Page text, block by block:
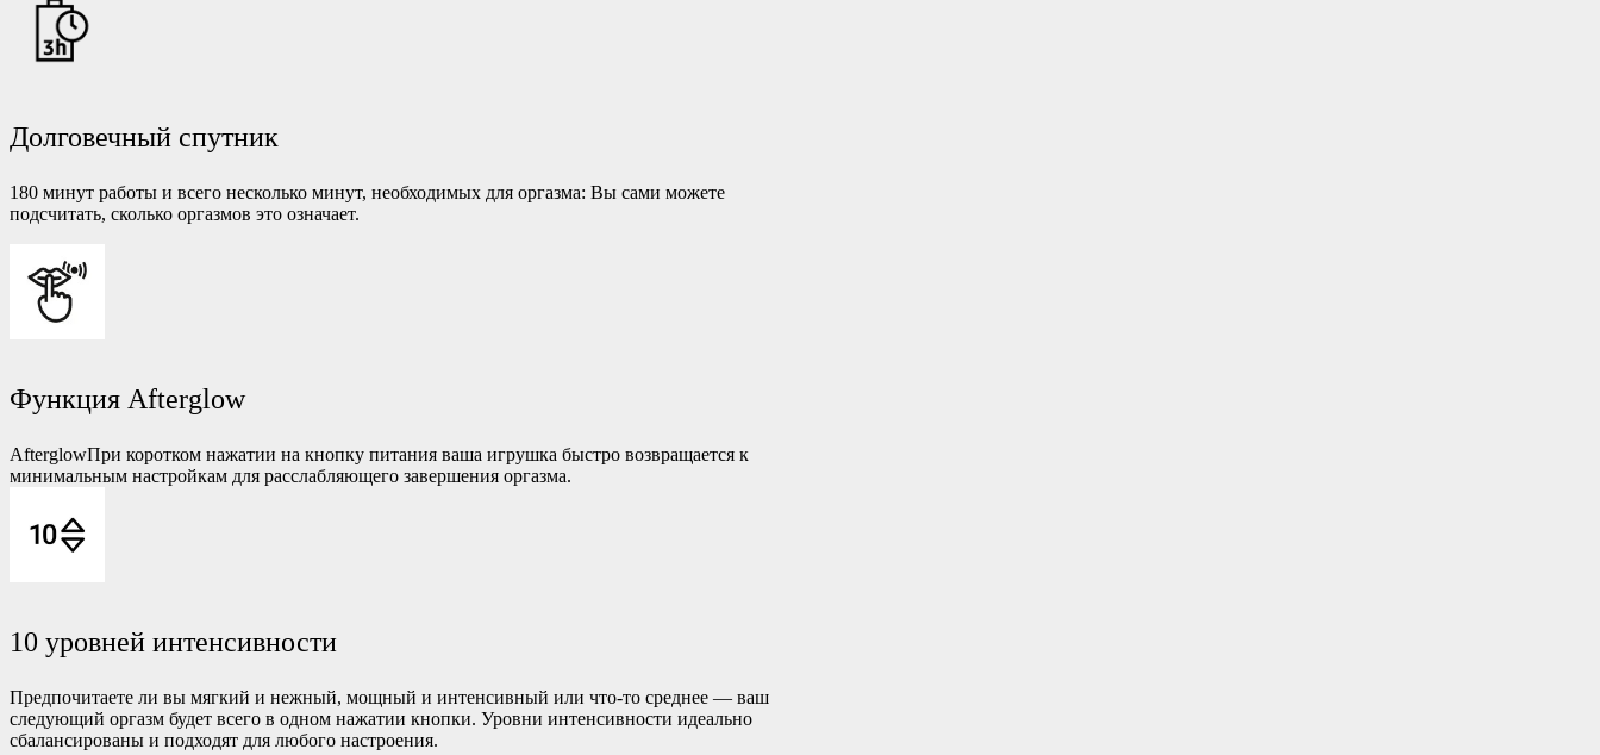
Долговечный спутник
180 минут работы и всего несколько минут, необходимых для оргазма: Вы сами можете
подсчитать, сколько оргазмов это означает.
Функция Afterglow
AfterglowПри коротком нажатии на кнопку питания ваша игрушка быстро возвращается к
минимальным настройкам для расслабляющего завершения оргазма.
10 уровней интенсивности
Предпочитаете ли вы мягкий и нежный, мощный и интенсивный или что-то среднее — ваш
следующий оргазм будет всего в одном нажатии кнопки. Уровни интенсивности идеально
сбалансированы и подходят для любого настроения.